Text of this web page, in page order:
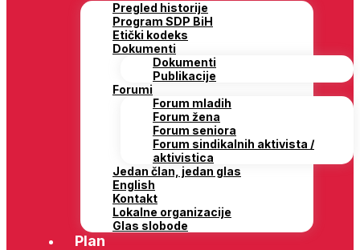
Pregled historije
Program SDP BiH
Etički kodeks
Dokumenti
Dokumenti
Publikacije
Forumi
Forum mladih
Forum žena
Forum seniora
Forum sindikalnih aktivista /
aktivistica
Jedan član, jedan glas
English
Kontakt
Lokalne organizacije
Glas slobode
Plan